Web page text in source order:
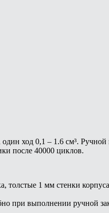
ход 0,1 – 1.6 см³. Ручной
после 40000 циклов.
1 мм стенки
при выполнении ручной